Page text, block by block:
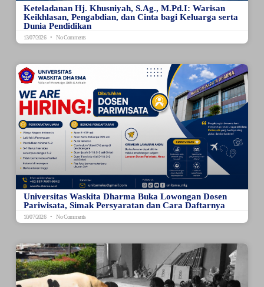
Keteladanan Hj. Khusniyah, S.Ag., M.Pd.I: Warisan
Keikhlasan, Pengabdian, dan Cinta bagi Keluarga serta
Dunia Pendidikan
13/07/2026 No Comments
Universitas Waskita Dharma Buka Lowongan Dosen
Pariwisata, Simak Persyaratan dan Cara Daftarnya
10/07/2026 No Comments